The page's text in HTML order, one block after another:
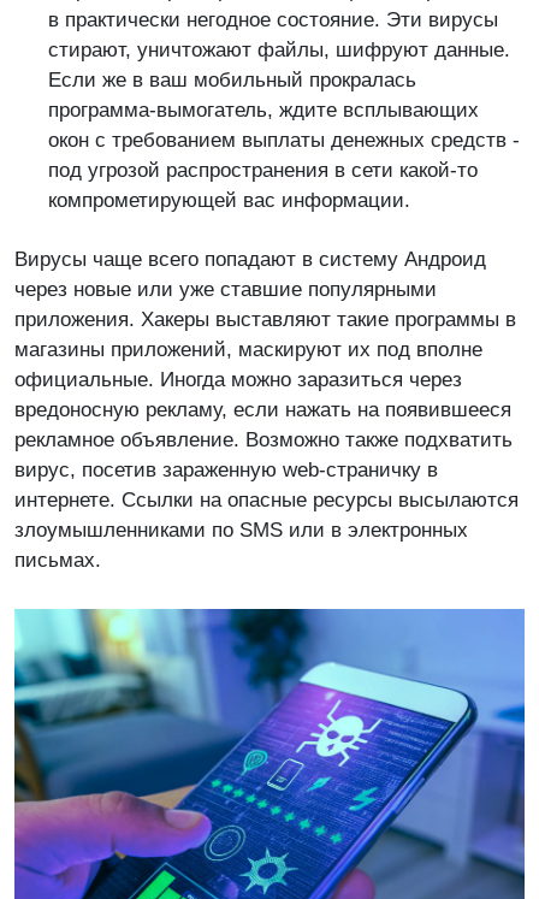
в практически негодное состояние. Эти вирусы
стирают, уничтожают файлы, шифруют данные.
Если же в ваш мобильный прокралась
программа-вымогатель, ждите всплывающих
окон с требованием выплаты денежных средств -
под угрозой распространения в сети какой-то
компрометирующей вас информации.
Вирусы чаще всего попадают в систему Андроид
через новые или уже ставшие популярными
приложения. Хакеры выставляют такие программы в
магазины приложений, маскируют их под вполне
официальные. Иногда можно заразиться через
вредоносную рекламу, если нажать на появившееся
рекламное объявление. Возможно также подхватить
вирус, посетив зараженную web-страничку в
интернете. Ссылки на опасные ресурсы высылаются
злоумышленниками по SMS или в электронных
письмах.